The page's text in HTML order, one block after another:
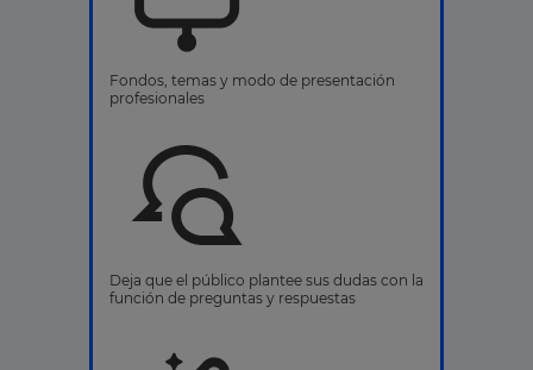
Fondos, temas y modo de presentación
profesionales
Deja que el público plantee sus dudas con la
función de preguntas y respuestas